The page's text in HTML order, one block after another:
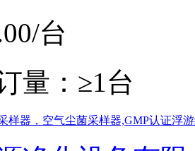
/台
量： ≥1台
样器，空气尘菌采样器,GMP认证浮